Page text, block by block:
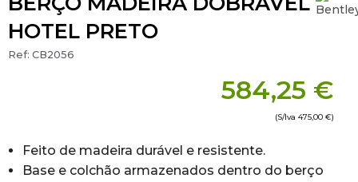
HOTEL PRETO
Ref: CB2056
584,25 €
(S/Iva 475,00 €)
Feito de madeira durável e resistente.
Base e colchão armazenados dentro do berço